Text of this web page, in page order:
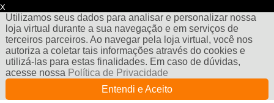
x
Utilizamos seus dados para analisar e personalizar nossa
loja virtual durante a sua navegação e em serviços de
terceiros parceiros. Ao navegar pela loja virtual, você nos
autoriza a coletar tais informações através do cookies e
utilizá-las para estas finalidades. Em caso de dúvidas,
acesse nossa Política de Privacidade
Entendi e Aceito